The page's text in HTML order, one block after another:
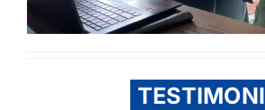
TESTIMONI